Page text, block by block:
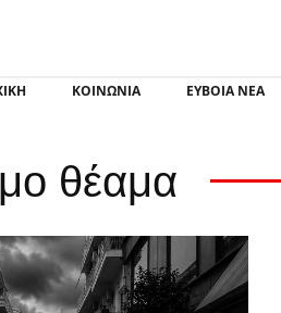
ΚΟΙΝΩΝΙΑ ΕΥΒΟΙΑ ΝΕΑ
θέαμα